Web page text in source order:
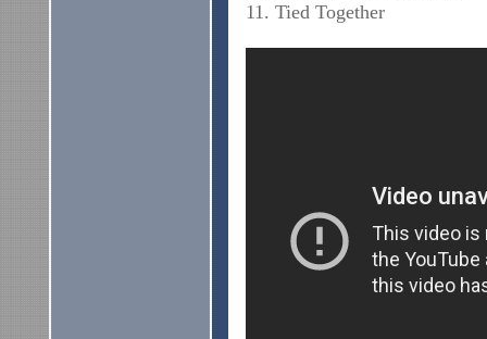
11. Tied Together